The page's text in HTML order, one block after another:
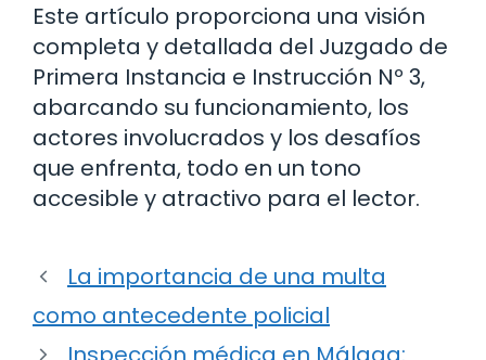
Este artículo proporciona una visión
completa y detallada del Juzgado de
Primera Instancia e Instrucción Nº 3,
abarcando su funcionamiento, los
actores involucrados y los desafíos
que enfrenta, todo en un tono
accesible y atractivo para el lector.
La importancia de una multa
como antecedente policial